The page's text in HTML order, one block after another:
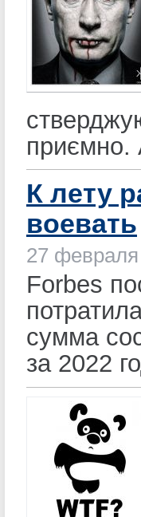
приємно.
К лету
воевать
27
Forbes
сумма
за 2022